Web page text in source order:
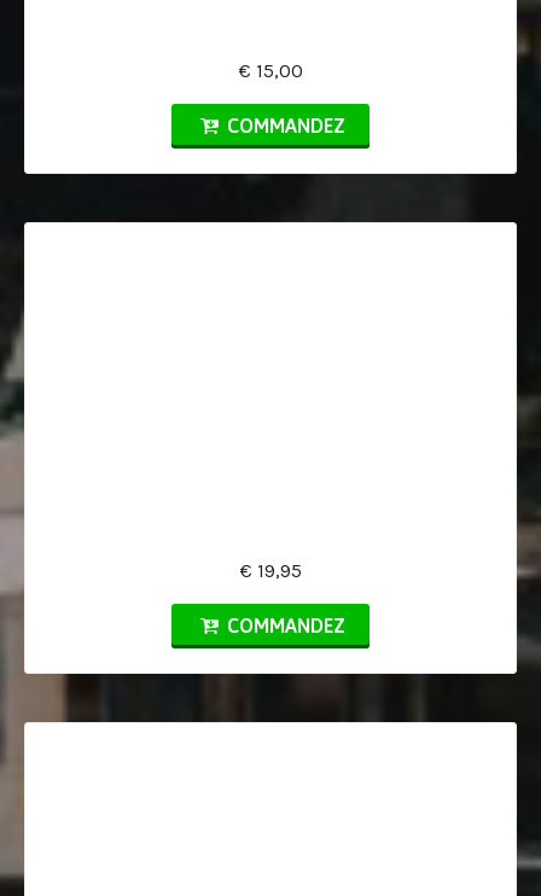
€ 15,00
COMMANDEZ
€ 19,95
COMMANDEZ